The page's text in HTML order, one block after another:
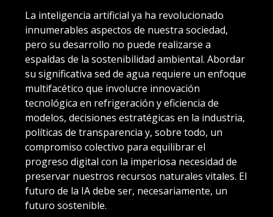
La inteligencia artificial ya ha revolucionado
innumerables aspectos de nuestra sociedad,
pero su desarrollo no puede realizarse a
espaldas de la sostenibilidad ambiental. Abordar
su significativa sed de agua requiere un enfoque
multifacético que involucre innovación
tecnológica en refrigeración y eficiencia de
modelos, decisiones estratégicas en la industria,
políticas de transparencia y, sobre todo, un
compromiso colectivo para equilibrar el
progreso digital con la imperiosa necesidad de
preservar nuestros recursos naturales vitales. El
futuro de la IA debe ser, necesariamente, un
futuro sostenible.